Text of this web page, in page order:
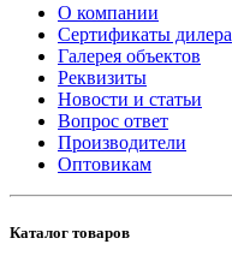
О компании
Сертификаты дилера
Галерея объектов
Реквизиты
Новости и статьи
Вопрос ответ
Производители
Оптовикам
Каталог товаров